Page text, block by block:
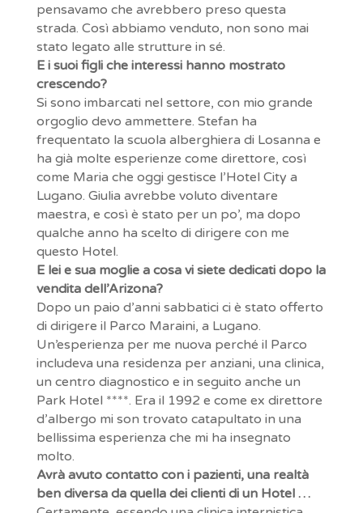
pensavamo che avrebbero preso questa
strada. Così abbiamo venduto, non sono mai
stato legato alle strutture in sé.
E i suoi figli che interessi hanno mostrato
crescendo?
Si sono imbarcati nel settore, con mio grande
orgoglio devo ammettere. Stefan ha
frequentato la scuola alberghiera di Losanna e
ha già molte esperienze come direttore, così
come Maria che oggi gestisce l’Hotel City a
Lugano. Giulia avrebbe voluto diventare
maestra, e così è stato per un po’, ma dopo
qualche anno ha scelto di dirigere con me
questo Hotel.
E lei e sua moglie a cosa vi siete dedicati dopo la
vendita dell’Arizona?
Dopo un paio d’anni sabbatici ci è stato offerto
di dirigere il Parco Maraini, a Lugano.
Un’esperienza per me nuova perché il Parco
includeva una residenza per anziani, una clinica,
un centro diagnostico e in seguito anche un
Park Hotel ****. Era il 1992 e come ex direttore
d’albergo mi son trovato catapultato in una
bellissima esperienza che mi ha insegnato
molto.
Avrà avuto contatto con i pazienti, una realtà
ben diversa da quella dei clienti di un Hotel …